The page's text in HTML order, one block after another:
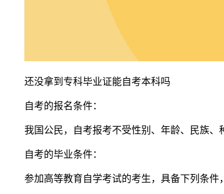
还没拿到专科毕业证能自考本科吗
自考的报名条件：
我国公民，自考报考不受性别、年龄、民族
自考的毕业条件：
参加高等教育自学考试的考生，具备下列条件